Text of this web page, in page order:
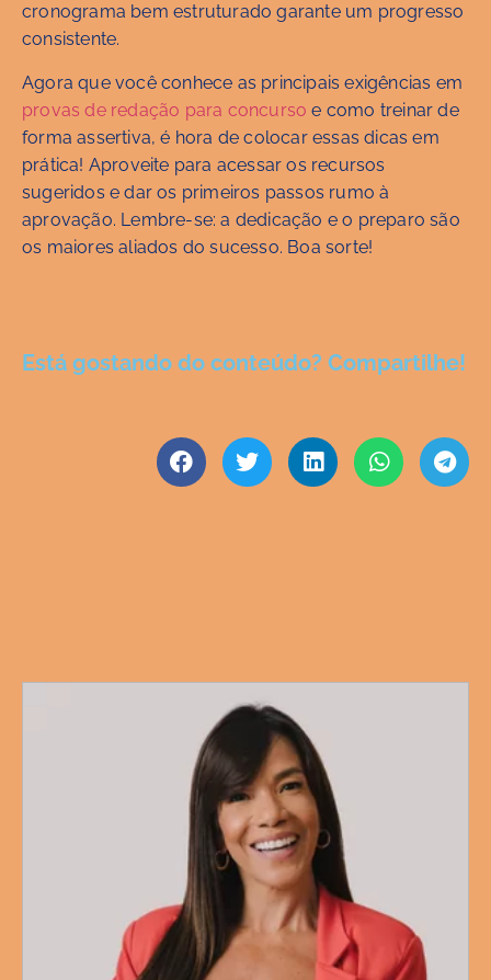
cronograma bem estruturado garante um progresso
consistente.
Agora que você conhece as principais exigências em
provas de redação para concurso e como treinar de
forma assertiva, é hora de colocar essas dicas em
prática! Aproveite para acessar os recursos
sugeridos e dar os primeiros passos rumo à
aprovação. Lembre-se: a dedicação e o preparo são
os maiores aliados do sucesso. Boa sorte!
Está gostando do conteúdo? Compartilhe!